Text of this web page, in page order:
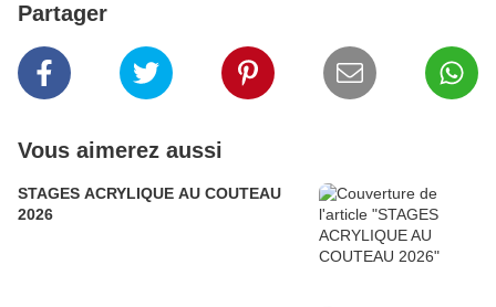
Partager
Vous aimerez aussi
STAGES ACRYLIQUE AU COUTEAU
2026